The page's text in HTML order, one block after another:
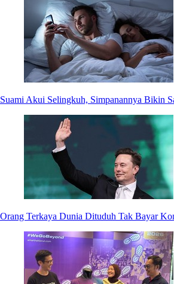
Suami Akui Selingkuh, Simpanannya Bikin
Orang Terkaya Dunia Dituduh Tak Bayar